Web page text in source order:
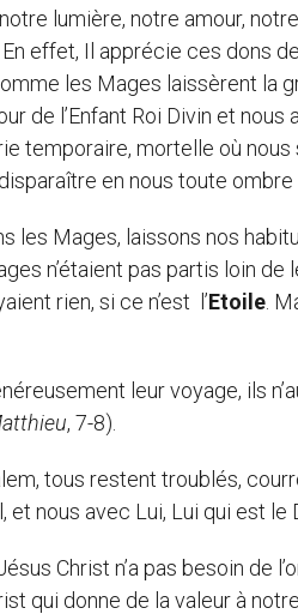
lumière, notre amour,
effet, Il apprécie ces dons
les Mages laissèrent la
de l’Enfant Roi Divin et nous
temporaire, mortelle où
en nous toute
Mages, laissons nos
n’étaient pas partis loin de
rien, si ce n’est l’Etoile .
leur voyage, ils
, 7-8).
tous restent troublés,
nous avec Lui, Lui qui est le
Christ n’a pas besoin de
qui donne de la valeur à